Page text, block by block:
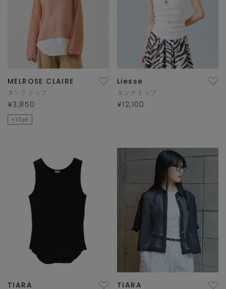
MELROSE CLAIRE
タンクトップ
¥3,850
×10pt
Liesse
タンクトップ
¥12,100
TIARA TIARA